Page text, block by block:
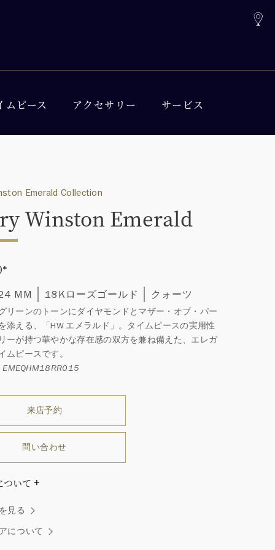
ムピース アクセサリー サービス
Emerald Collection
Winston Emerald
*
MM 18Kローズゴールド クォーツ
リーンのトーンにダイヤモンドとマザー・オブ・パー
添える、「HW エメラルド」。タイムピースの実用性
ーが持つ華やかな存在感の双方を兼ね備えた、エレガ
ムピースです。
EMEQHM18RR015
来店予約
問い合わせ
ついて
イヤモンドはひとつとしてありません」創始者ハリー・
トンはそう語りました。ハリー・ウィンストンによって
た最高品質のダイヤモンド及びジェムストーンは、ひと
見る
について